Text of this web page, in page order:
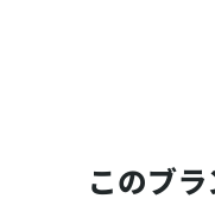
このブ